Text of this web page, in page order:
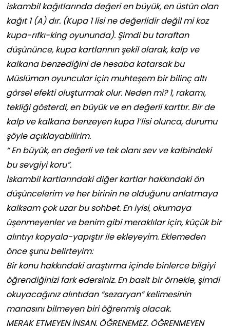
iskambil kağıtlarında değeri en büyük, en üstün olan
kağıt 1 (A) dır. (Kupa 1 lisi ne değerlidir değil mi koz
kupa-rıfkı-king oyununda). Şimdi bu taraftan
düşününce, kupa kartlarının şekil olarak, kalp ve
kalkana benzediğini de hesaba katarsak bu
Müslüman oyuncular için muhteşem bir bilinç altı
görsel efekti oluşturmak olur. Neden mi? 1, rakamı,
tekliği gösterdi, en büyük ve en değerli karttır. Bir de
kalp ve kalkana benzeyen kupa 1’lisi olunca, durumu
şöyle açıklayabilirim.
“ En büyük, en değerli ve tek olanı sev ve kalbindeki
bu sevgiyi koru”.
İskambil kartlarındaki diğer kartlar hakkındaki ön
düşüncelerim ve her birinin ne olduğunu anlatmaya
kalksam çok uzar bu sohbet. En iyisi, okumaya
üşenmeyenler ve benim gibi meraklılar için, küçük bir
alıntıyı kopyala-yapıştır ile ekleyeyim. Eklemeden
önce şunu belirteyim:
Bir konu hakkındaki araştırma içinde binlerce bilgiyi
öğrendiğinizi fark edersiniz. En basit bir örnekle, şimdi
okuyacağınız alıntıdan “sezaryan” kelimesinin
manasını bilmeyen biri öğrenmiş olacak.
MERAK ETMEYEN İNSAN, ÖĞRENEMEZ. ÖĞRENMEYEN